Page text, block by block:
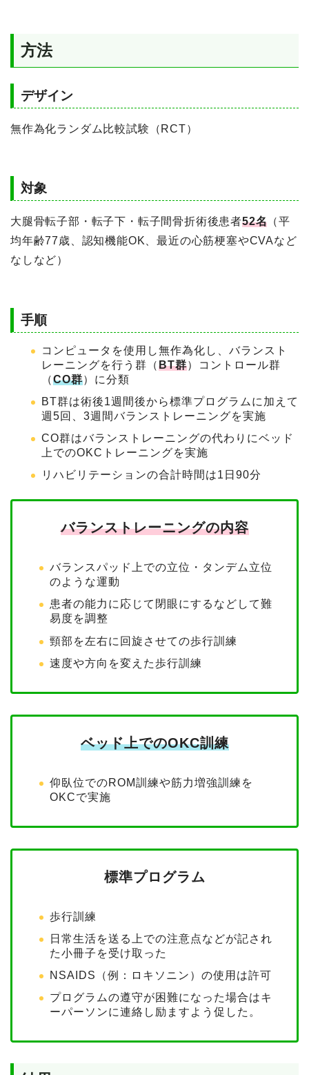
方法
デザイン
無作為化ランダム比較試験（RCT）
対象
大腿骨転子部・転子下・転子間骨折術後患者52名 （平
均年齢77歳、認知機能OK、最近の心筋梗塞やCVAなど
なしなど）
手順
コンピュータを使用し無作為化し、バランスト
レーニングを行う群（BT群）コントロール群
（CO群）に分類
BT群は術後1週間後から標準プログラムに加えて
週5回、3週間バランストレーニングを実施
CO群はバランストレーニングの代わりにベッド
上でのOKCトレーニングを実施
リハビリテーションの合計時間は1日90分
バランストレーニングの内容
バランスパッド上での立位・タンデム立位
のような運動
患者の能力に応じて閉眼にするなどして難
易度を調整
頸部を左右に回旋させての歩行訓練
速度や方向を変えた歩行訓練
ベッド上でのOKC訓練
仰臥位でのROM訓練や筋力増強訓練を
OKCで実施
標準プログラム
歩行訓練
日常生活を送る上での注意点などが記され
た小冊子を受け取った
NSAIDS（例：ロキソニン）の使用は許可
プログラムの遵守が困難になった場合はキ
ーパーソンに連絡し励ますよう促した。